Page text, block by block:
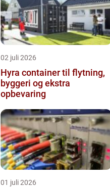
02 juli 2026
Hyra container til flytning,
byggeri og ekstra
opbevaring
01 juli 2026